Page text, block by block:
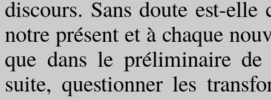
discours. Sans doute est-
notre présent et à chaque
que dans le préliminaire
suite, questionner les